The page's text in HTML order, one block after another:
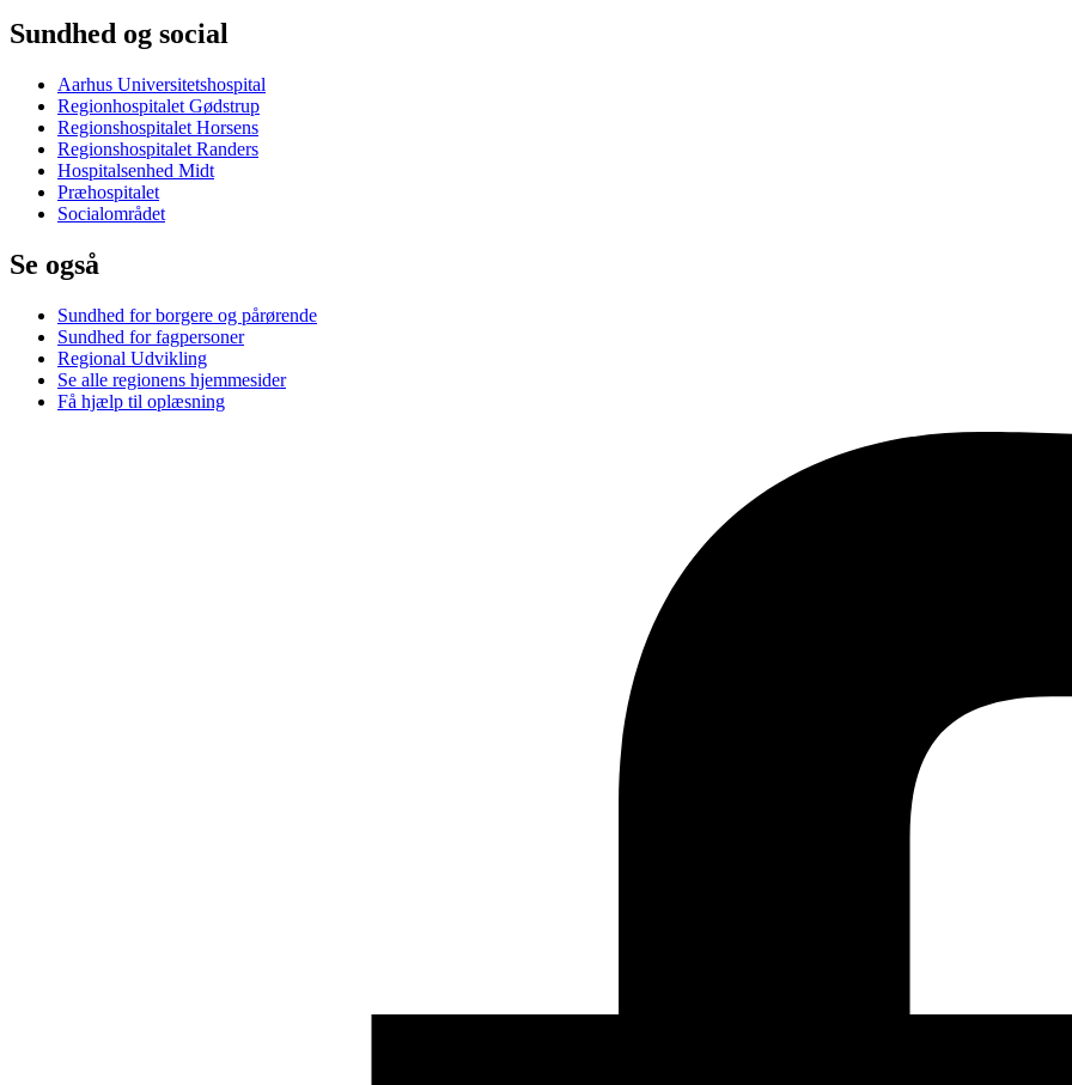
Sundhed og social
Aarhus Universitetshospital
Regionhospitalet Gødstrup
Regionshospitalet Horsens
Regionshospitalet Randers
Hospitalsenhed Midt
Præhospitalet
Socialområdet
Se også
Sundhed for borgere og pårørende
Sundhed for fagpersoner
Regional Udvikling
Se alle regionens hjemmesider
Få hjælp til oplæsning